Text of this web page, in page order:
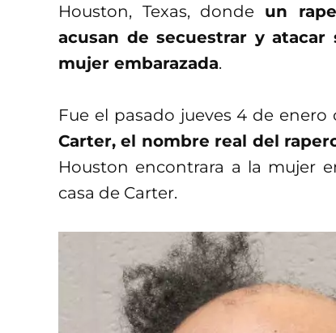
Houston, Texas, donde un
acusan de secuestrar y
mujer embarazada.
Fue el pasado jueves 4 de enero
Carter, el nombre real del
Houston encontrara a la mujer
casa de Carter.